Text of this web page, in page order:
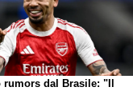
rumors dal Brasile: "Il